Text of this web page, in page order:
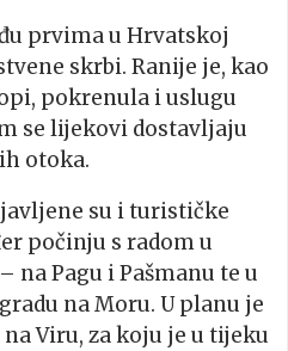
prvima u Hrvatskoj
skrbi. Ranije je, kao
pokrenula i uslugu
se lijekovi dostavljaju
otoka.
su i turističke
počinju s radom u
na Pagu i Pašmanu te u
na Moru. U planu je
Viru, za koju je u tijeku